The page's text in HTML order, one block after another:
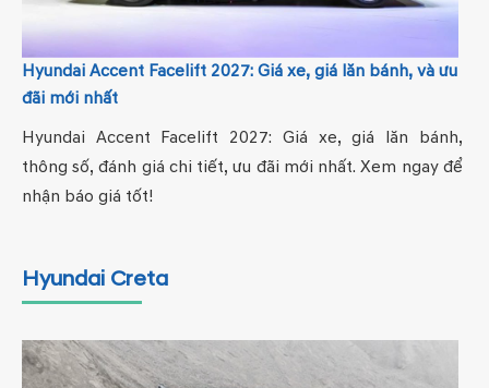
Hyundai Accent Facelift 2027: Giá xe, giá lăn bánh, và ưu
đãi mới nhất
Hyundai Accent Facelift 2027: Giá xe, giá lăn bánh,
thông số, đánh giá chi tiết, ưu đãi mới nhất. Xem ngay để
nhận báo giá tốt!
Hyundai Creta